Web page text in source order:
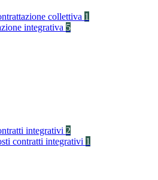
collettiva 1
integrativa 5
integrativi 2
contratti integrativi 1